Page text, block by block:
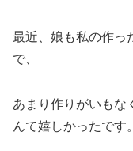
最近、娘も私の作っ
で、
あまり作りがいもな
んて嬉しかったです。